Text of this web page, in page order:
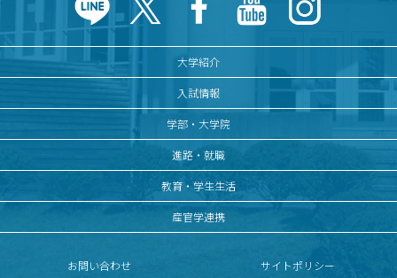
大学紹介
入試情報
学部・大学院
進路・就職
教育・学生生活
産官学連携
お問い合わせ サイトポリシー